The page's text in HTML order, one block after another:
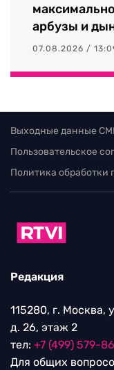
арбузы и
07.08.2026 /
Выходные данные
Пользовательское
Политика обработки
Редакция
115280, г. Москва,
д. 26, этаж 2
тел: +7 (499) 579-
Для общих